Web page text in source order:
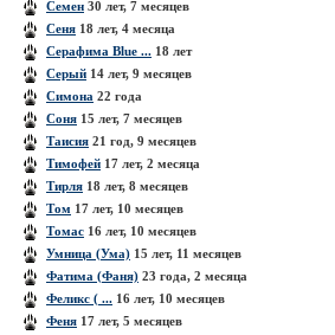
Семен 30 лет, 7 месяцев
Сеня 18 лет, 4 месяца
Серафима Blue ... 18 лет
Серый 14 лет, 9 месяцев
Симона 22 года
Соня 15 лет, 7 месяцев
Таисия 21 год, 9 месяцев
Тимофей 17 лет, 2 месяца
Тирля 18 лет, 8 месяцев
Том 17 лет, 10 месяцев
Томас 16 лет, 10 месяцев
Умница (Ума) 15 лет, 11 месяцев
Фатима (Фаня) 23 года, 2 месяца
Феликс ( ... 16 лет, 10 месяцев
Феня 17 лет, 5 месяцев